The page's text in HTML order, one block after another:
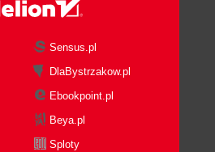
In
Elements of the OS X Desktop
Disk icons
The Dock
The menu
The menu bar
Sensus.pl
DlaBystrzakow.pl
Ebookpoint.pl
Beya.pl
Sploty